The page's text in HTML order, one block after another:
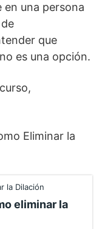
una persona
que
es una opción.
Eliminar la
eliminar la